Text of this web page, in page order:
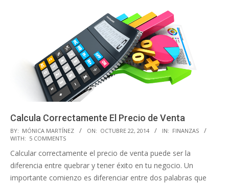
Calcula Correctamente El Precio de Venta
2014-
10-
22
BY: MÓNICA MARTÍNEZ ON: OCTUBRE 22, 2014 IN: FINANZAS
WITH: 5 COMMENTS
Calcular correctamente el precio de venta puede ser la
diferencia entre quebrar y tener éxito en tu negocio. Un
importante comienzo es diferenciar entre dos palabras que